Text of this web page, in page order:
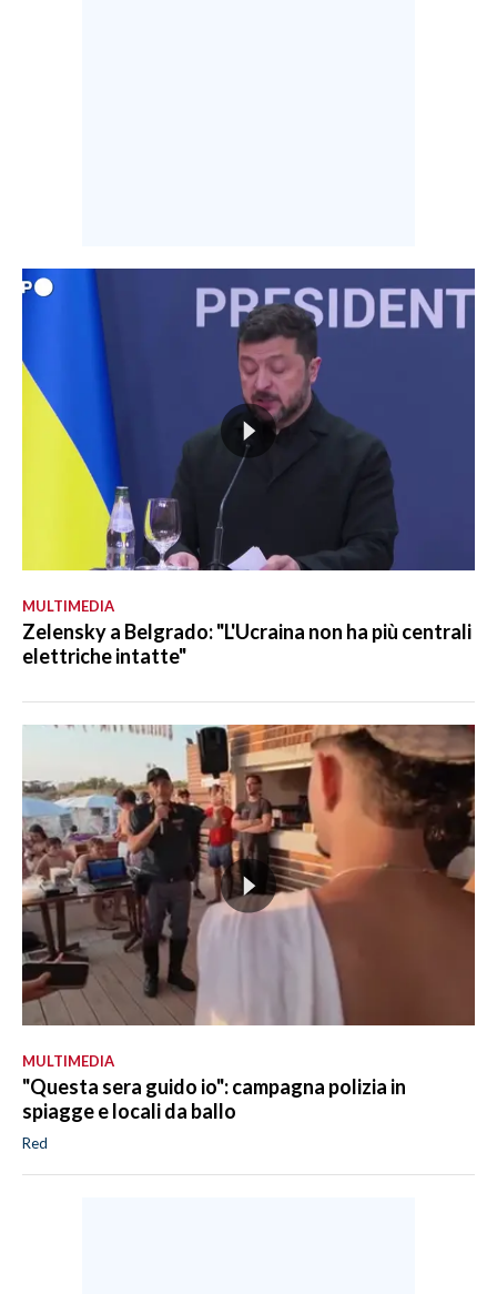
MULTIMEDIA
Zelensky a Belgrado: "L'Ucraina non ha più centrali
elettriche intatte"
MULTIMEDIA
"Questa sera guido io": campagna polizia in
spiagge e locali da ballo
Red